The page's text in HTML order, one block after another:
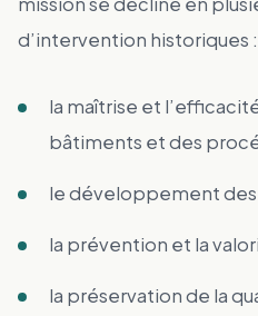
d’intervention historiques :
la maîtrise et
bâtiments et des
le développement
la prévention et la
la préservation de la